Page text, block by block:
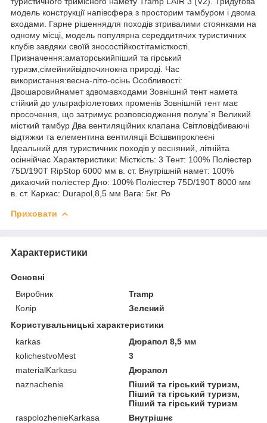
модель конструкції напівсфера з просторим тамбуром і двома
входами. Гарне рішеннядля походів зтривалими стоянками на
одному місці, модель популярна середдитячих туристичних
клубів завдяки своїй зносостійкостітамісткості.
Призначення:аматорськийпіший та гірський
туризм,сімейнийвідпочинокна природі. Час
використання:весна-літо-осінь Особливості:
Двошаровийнамет здвомавходами Зовнішній тент намета
стійкий до ультрафіолетових променів Зовнішній тент має
просочення, що затримує розповсюдження полум`я Великий
місткий тамбур Два вентиляційних клапана Світловідбиваючі
відтяжки та елементина вентиляції Всішвипроклеєні
Ідеальний для туристичних походів у весняний, літнійта
осіннійчас Характеристики: Місткість: 3 Тент: 100% Поліестер
75D/190T RipStop 6000 мм в. ст. Внутрішній намет: 100%
дихаючий поліестер Дно: 100% Поліестер 75D/190T 8000 мм
в. ст. Каркас: Durapol,8,5 мм Вага: 5кг. Ро
Приховати
Характеристики
Основні
Виробник
Tramp
Колір
Зелений
Користувальницькі характеристики
karkas
Дюрапол 8,5 мм
kolichestvoMest
3
materialKarkasu
Дюрапол
naznachenie
Піший та гірський туризм,
Піший та гірський туризм,
Піший та гірський туризм
raspolozhenieKarkasa
Внутрішнє